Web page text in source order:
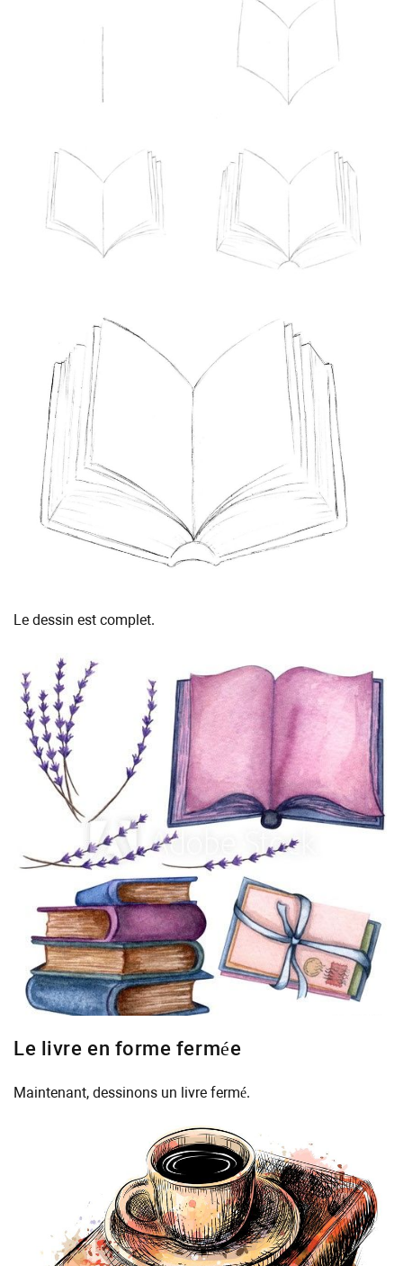
Le dessin est complet.
Le livre en forme fermée
Maintenant, dessinons un livre fermé.